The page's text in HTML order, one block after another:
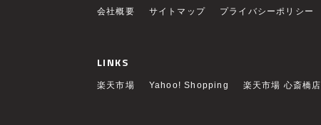
会社概要 サイトマップ プライバシーポリシー
LINKS
楽天市場 Yahoo! Shopping 楽天市場 心斎橋店